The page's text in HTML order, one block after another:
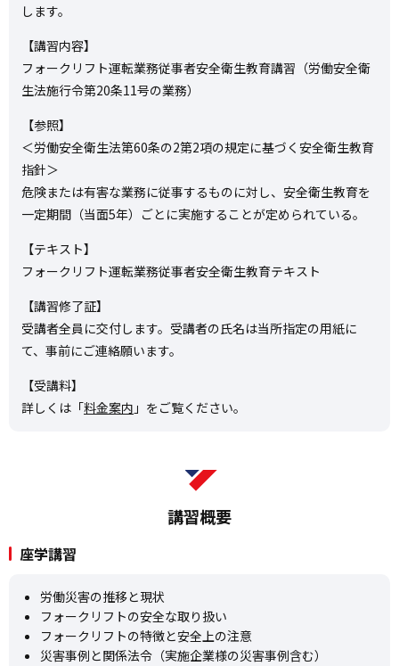
します。
【講習内容】
フォークリフト運転業務従事者安全衛生教育講習（労働安全衛
生法施行令第20条11号の業務）
【参照】
＜労働安全衛生法第60条の2第2項の規定に基づく安全衛生教育
指針＞
危険または有害な業務に従事するものに対し、安全衛生教育を
一定期間（当面5年）ごとに実施することが定められている。
【テキスト】
フォークリフト運転業務従事者安全衛生教育テキスト
【講習修了証】
受講者全員に交付します。受講者の氏名は当所指定の用紙に
て、事前にご連絡願います。
【受講料】
詳しくは「料金案内 」をご覧ください。
講習概要
座学講習
労働災害の推移と現状
フォークリフトの安全な取り扱い
フォークリフトの特徴と安全上の注意
災害事例と関係法令（実施企業様の災害事例含む）